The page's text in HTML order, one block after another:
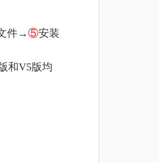
件→⑤安装
和V5版均